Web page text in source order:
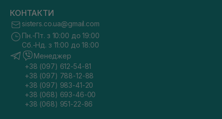
КОНТАКТИ
sisters.co.ua@gmail.com
Пн.-Пт. з 10:00 до 19:00
Сб.-Нд. з 11:00 до 18:00
Менеджер
+38 (097) 612-54-81
+38 (097) 788-12-88
+38 (097) 983-41-20
+38 (068) 693-46-00
+38 (068) 951-22-86